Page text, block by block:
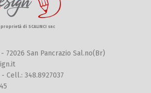
di SCALINCI snc
72026 San Pancrazio Sal.no(Br)
Cell.: 348.8927037